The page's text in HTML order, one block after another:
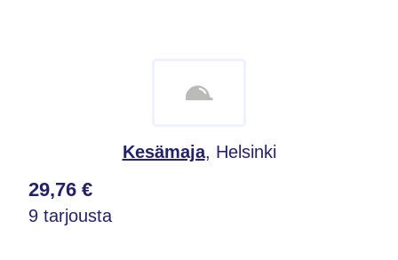
Kesämaja, Helsinki
29,76 €
9 tarjousta